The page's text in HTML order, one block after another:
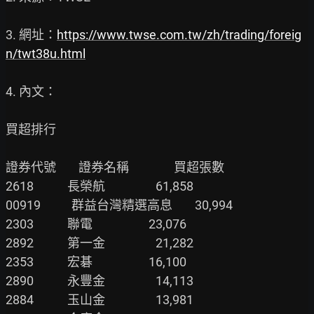
3. 網址： https://www.twse.com.tw/zh/trading/foreig
n/twt38u.html
4. 內文：
買超排行
證券代號        證券名稱                買超張數
2618            長榮航                  61,858
00919           群益台灣精選高息        30,994
2303            聯電                    23,076
2892            第一金                  21,282
2353            宏碁                    16,100
2890            永豐金                  14,113
2884            玉山金                  13,981